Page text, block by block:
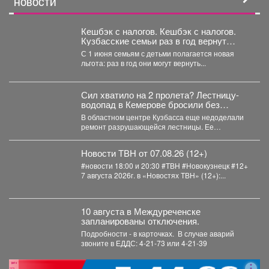
Кешбэк с налогов. Кешбэк с налогов.
Кузбасские семьи раз в год вернут
часть уплаченных денег
С 1 июня семьям с детьми полагается новая
льгота: раз в год они могут вернуть...
Сил хватило на 2 пролета? Лестницу-
водопад в Кемерове бросили без
ремонта
В областном центре Кузбасса еще недоделали
ремонт разрушающейся лестницы. Ее
Новости ТВН от 07.08.26 (12+)
#новости 18:00 и 20:30 #ТВН #Новокузнецк #12+
7 августа 2026г. в «Новостях ТВН» (12+):...
10 августа в Междуреченске
запланированы отключения.
Подробности - в карточках. ️ В случае аварий
звоните в ЕДДС: 4-21-73 или 4-21-39